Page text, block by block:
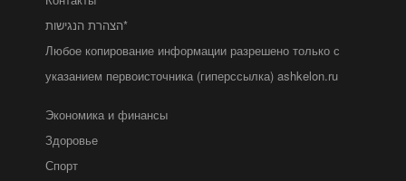
הצהרת הנגישות*
Любое копирование информации разрешено только с
указанием первоисточника (гиперссылка) ashkelon.ru
Экономика и финансы
Здоровье
Спорт